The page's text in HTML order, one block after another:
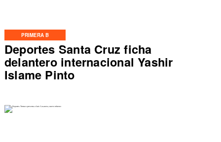
PRIMERA B
Deportes Santa Cruz ficha
delantero internacional Yashir
Islame Pinto